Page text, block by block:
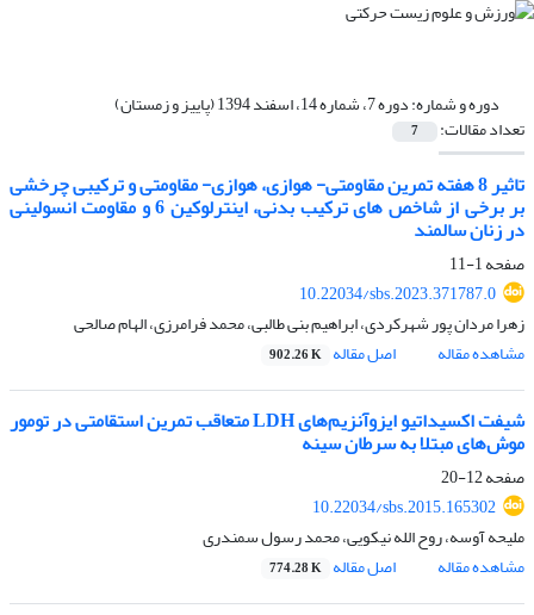
دوره و شماره:دوره 7، شماره 14، اسفند 1394 (پاییز و زمستان)
تعداد مقالات: 7
تاثیر 8 هفته تمرین مقاومتی- هوازی، هوازی- مقاومتی و ترکیبی چرخشی
بر برخی از شاخص های ترکیب بدنی، اینترلوکین 6 و مقاومت انسولینی
در زنان سالمند
صفحه1-11
10.22034/sbs.2023.371787.0
زهرا مردان پور شهرکردی، ابراهیم بنی طالبی، محمد فرامرزی، الهام صالحی
مشاهده مقاله
اصل مقاله 902.26 K
شیفت اکسیداتیو ایزوآنزیم‌های LDH متعاقب تمرین استقامتی در تومور
موش‌های مبتلا به سرطان سینه
صفحه12-20
10.22034/sbs.2015.165302
ملیحه آوسه، روح الله نیکویی، محمد رسول سمندری
مشاهده مقاله
اصل مقاله 774.28 K